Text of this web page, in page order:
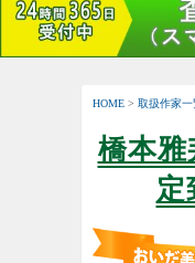
HOME > 取扱作家一
橋本
定